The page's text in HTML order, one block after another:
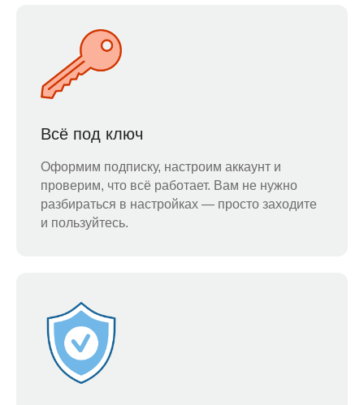
Всё под ключ
Оформим подписку, настроим аккаунт и
проверим, что всё работает. Вам не нужно
разбираться в настройках — просто заходите
и пользуйтесь.